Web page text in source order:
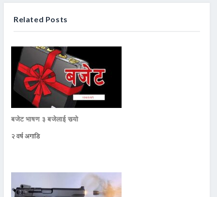
Related Posts
बजेट भाषण ३ बजेलाई सर्‍याे
२ वर्ष अगाडि